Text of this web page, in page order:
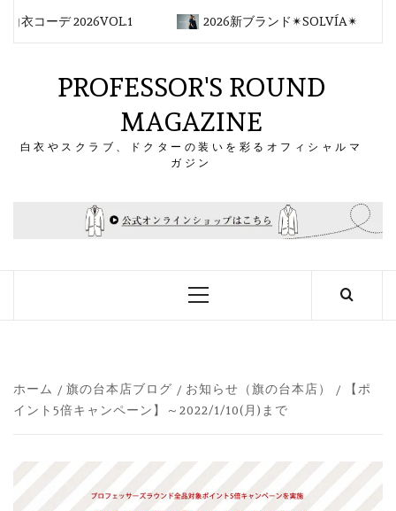
衣コーデ 2026VOL.1 2026新ブランド✴︎SOLVÍA✴︎
PROFESSOR'S ROUND
MAGAZINE
白衣やスクラブ、ドクターの装いを彩るオフィシャルマ
ガジン
メ
ー
ホーム 旗の台本店ブログ お知らせ（旗の台本店）
【ポ
イント5倍キャンペーン】～2022/1/10(月)まで